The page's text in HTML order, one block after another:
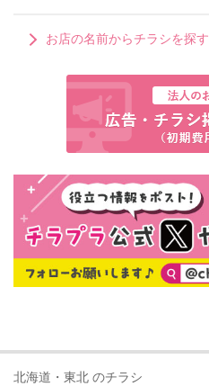
お店の名前からチラシを探す
北海道・東北 のチラシ